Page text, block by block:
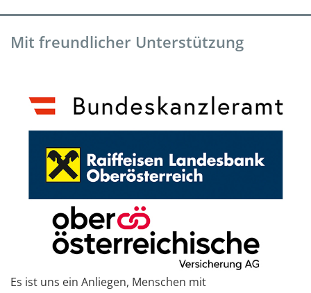
Mit freundlicher Unterstützung
Es ist uns ein Anliegen, Menschen mit